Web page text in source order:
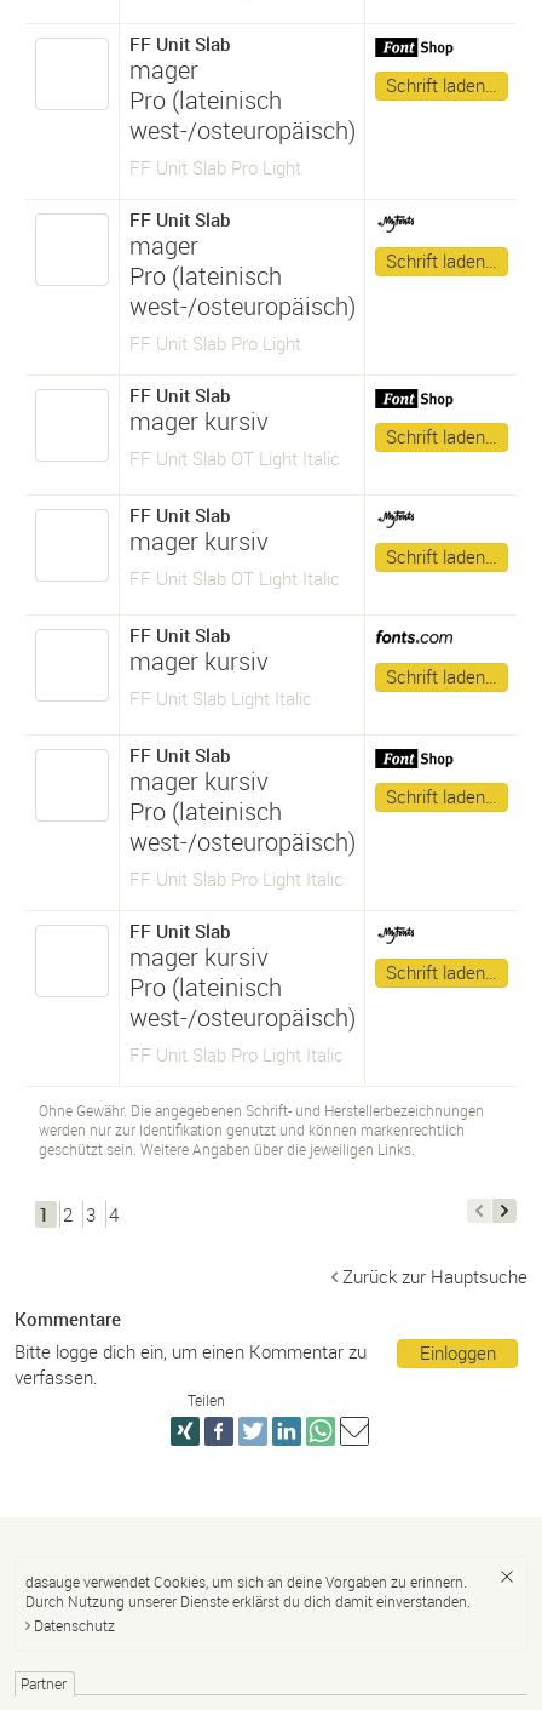
FF Unit Slab
mager
Pro (lateinisch
west-/osteuropäisch)
FF Unit Slab Pro Light
Schrift laden…
FF Unit Slab
mager
Pro (lateinisch
west-/osteuropäisch)
FF Unit Slab Pro Light
Schrift laden…
FF Unit Slab
mager kursiv
FF Unit Slab OT Light Italic
Schrift laden…
FF Unit Slab
mager kursiv
FF Unit Slab OT Light Italic
Schrift laden…
FF Unit Slab
mager kursiv
FF Unit Slab Light Italic
Schrift laden…
FF Unit Slab
mager kursiv
Pro (lateinisch
west-/osteuropäisch)
FF Unit Slab Pro Light Italic
Schrift laden…
FF Unit Slab
mager kursiv
Pro (lateinisch
west-/osteuropäisch)
FF Unit Slab Pro Light Italic
Schrift laden…
Ohne Gewähr. Die angegebenen Schrift- und Herstellerbezeichnungen
werden nur zur Identifikation genutzt und können markenrechtlich
geschützt sein. Weitere Angaben über die jeweiligen Links.
1 2 3 4
Zurück zur Hauptsuche
Kommentare
Einloggen
Bitte logge dich ein, um einen Kommentar zu
verfassen.
Teilen
dasauge verwendet Cookies, um sich an deine Vorgaben zu erinnern.
Durch Nutzung unserer Dienste erklärst du dich damit einverstanden.
Datenschutz
Partner